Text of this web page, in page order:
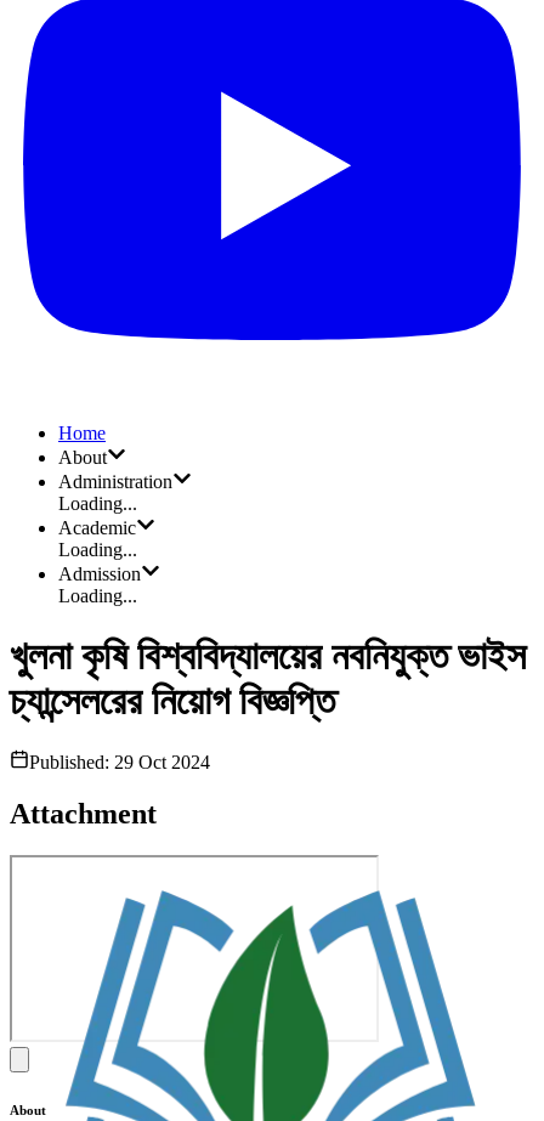
Home
About
Administration
Loading...
Academic
Loading...
Admission
Loading...
খুলনা কৃষি বিশ্ববিদ্যালয়ের নবনিযুক্ত ভাইস
চ্যান্সেলরের নিয়োগ বিজ্ঞপ্তি
Published: 29 Oct 2024
Attachment
About